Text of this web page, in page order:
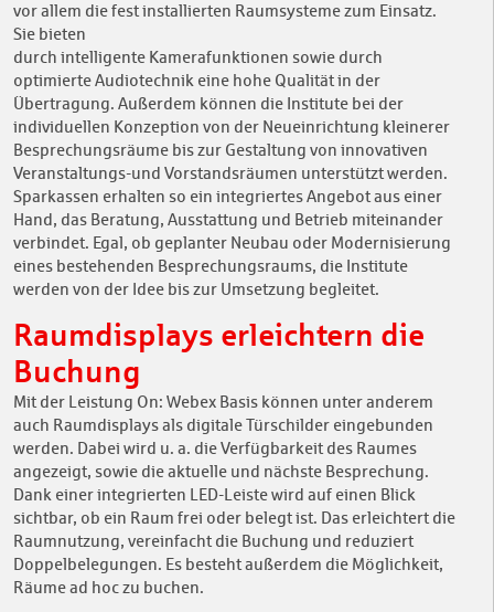
vor allem die fest installierten Raumsysteme zum Einsatz.
Sie bieten
durch intelligente Kamerafunktionen sowie durch
optimierte Audiotechnik eine hohe Qualität in der
Übertragung. Außerdem können die Institute bei der
individuellen Konzeption von der Neueinrichtung kleinerer
Besprechungsräume bis zur Gestaltung von innovativen
Veranstaltungs-und Vorstandsräumen unterstützt werden.
Sparkassen erhalten so ein integriertes Angebot aus einer
Hand, das Beratung, Ausstattung und Betrieb miteinander
verbindet. Egal, ob geplanter Neubau oder Modernisierung
eines bestehenden Besprechungsraums, die Institute
werden von der Idee bis zur Umsetzung begleitet.
Raumdisplays erleichtern die
Buchung
Mit der Leistung On: Webex Basis können unter anderem
auch Raumdisplays als digitale Türschilder eingebunden
werden. Dabei wird u. a. die Verfügbarkeit des Raumes
angezeigt, sowie die aktuelle und nächste Besprechung.
Dank einer integrierten LED-Leiste wird auf einen Blick
sichtbar, ob ein Raum frei oder belegt ist. Das erleichtert die
Raumnutzung, vereinfacht die Buchung und reduziert
Doppelbelegungen. Es besteht außerdem die Möglichkeit,
Räume ad hoc zu buchen.